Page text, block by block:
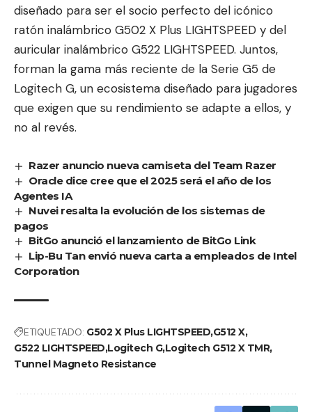
diseñado para ser el socio perfecto del icónico
ratón inalámbrico G502 X Plus LIGHTSPEED y del
auricular inalámbrico G522 LIGHTSPEED. Juntos,
forman la gama más reciente de la Serie G5 de
Logitech G, un ecosistema diseñado para jugadores
que exigen que su rendimiento se adapte a ellos, y
no al revés.
Razer anuncio nueva camiseta del Team Razer
Oracle dice cree que el 2025 será el año de los
Agentes IA
Nuvei resalta la evolución de los sistemas de
pagos
BitGo anunció el lanzamiento de BitGo Link
Lip-Bu Tan envió nueva carta a empleados de Intel
Corporation
ETIQUETADO: G502 X Plus LIGHTSPEEDG512 X
G522 LIGHTSPEED Logitech GLogitech G512 X TMR
Tunnel Magneto Resistance